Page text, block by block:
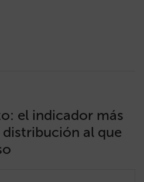
el indicador más
al que